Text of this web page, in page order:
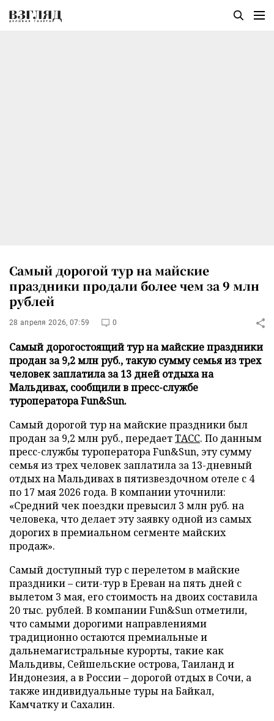
Самый дорогой тур на майские
праздники продали более чем за 9 млн
рублей
28 апреля 2026, 07:59 0
Самый дорогостоящий тур на майские праздники
продан за 9,2 млн руб., такую сумму семья из трех
человек заплатила за 13 дней отдыха на
Мальдивах, сообщили в пресс-службе
туроператора Fun&Sun.
Самый дорогой тур на майские праздники был
продан за 9,2 млн руб., передаетТАСС. По данным
пресс-службы туроператора Fun&Sun, эту сумму
семья из трех человек заплатила за 13-дневный
отдых на Мальдивах в пятизвездочном отеле с 4
по 17 мая 2026 года. В компании уточнили:
«Средний чек поездки превысил 3 млн руб. на
человека, что делает эту заявку одной из самых
дорогих в премиальном сегменте майских
продаж».
Самый доступный тур с перелетом в майские
праздники – сити-тур в Ереван на пять дней с
вылетом 3 мая, его стоимость на двоих составила
20 тыс. рублей. В компании Fun&Sun отметили,
что самыми дорогими направлениями
традиционно остаются премиальные и
дальнемагистральные курорты, такие как
Мальдивы, Сейшельские острова, Таиланд и
Индонезия, а в России – дорогой отдых в Сочи, а
также индивидуальные туры на Байкал,
Камчатку и Сахалин.